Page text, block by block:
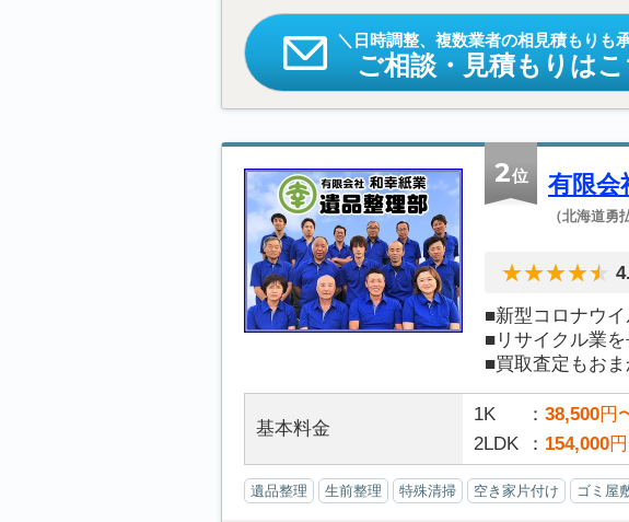
日時調整、複数業者の相見積もりも
ご相談・見積もりは
2位 有限会
（北海道勇
■新型コロナウ
■リサイクル業
■買取査定もお
基本料金
1K 38,500円
2LDK
154,000
遺品整理 生前整理 特殊清掃 空き家片付け ゴミ屋